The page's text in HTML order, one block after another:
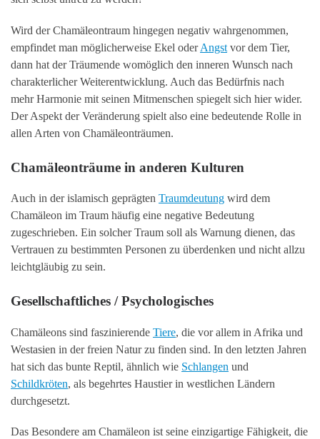
Wird der Chamäleontraum hingegen negativ wahrgenommen,
empfindet man möglicherweise Ekel oderAngst vor dem Tier,
dann hat der Träumende womöglich den inneren Wunsch nach
charakterlicher Weiterentwicklung. Auch das Bedürfnis nach
mehr Harmonie mit seinen Mitmenschen spiegelt sich hier wider.
Der Aspekt der Veränderung spielt also eine bedeutende Rolle in
allen Arten von Chamäleonträumen.
Chamäleonträume in anderen Kulturen
Auch in der islamisch geprägten Traumdeutung wird dem
Chamäleon im Traum häufig eine negative Bedeutung
zugeschrieben. Ein solcher Traum soll als Warnung dienen, das
Vertrauen zu bestimmten Personen zu überdenken und nicht allzu
leichtgläubig zu sein.
Gesellschaftliches / Psychologisches
Chamäleons sind faszinierende Tiere, die vor allem in Afrika und
Westasien in der freien Natur zu finden sind. In den letzten Jahren
hat sich das bunte Reptil, ähnlich wie Schlangen und
Schildkröten, als begehrtes Haustier in westlichen Ländern
durchgesetzt.
Das Besondere am Chamäleon ist seine einzigartige Fähigkeit, die